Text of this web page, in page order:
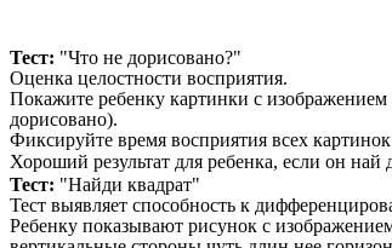
Тест: "Что не дорисовано?"
Оценка целостности восприятия.
Покажите ребенку картинки с изображением
дорисовано).
Фиксируйте время восприятия всех
Хороший результат для ребенка, если он
Тест: "Найди квадрат"
Тест выявляет способность к
Ребенку показывают рисунок с